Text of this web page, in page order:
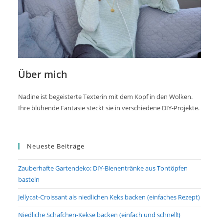
Über mich
Nadine ist begeisterte Texterin mit dem Kopf in den Wolken.
Ihre blühende Fantasie steckt sie in verschiedene DIY-Projekte.
Neueste Beiträge
Zauberhafte Gartendeko: DIY-Bienentränke aus Tontöpfen
basteln
Jellycat-Croissant als niedlichen Keks backen (einfaches Rezept)
Niedliche Schäfchen-Kekse backen (einfach und schnell!)